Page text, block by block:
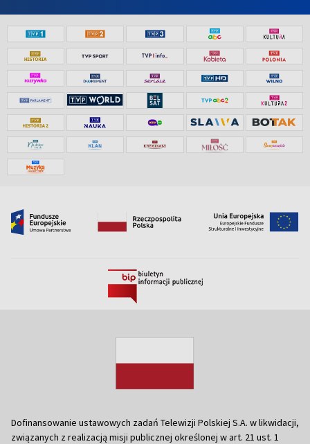
Dofinansowanie ustawowych zadań Telewizji Polskiej S.A. w likwidacji,
związanych z realizacją misji publicznej określonej w art. 21 ust. 1